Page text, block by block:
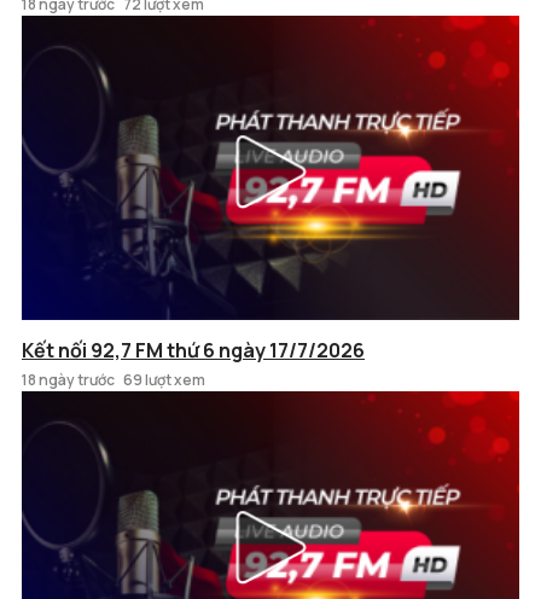
18 ngày trước 72 lượt xem
Kết nối 92,7 FM thứ 6 ngày 17/7/2026
18 ngày trước 69 lượt xem